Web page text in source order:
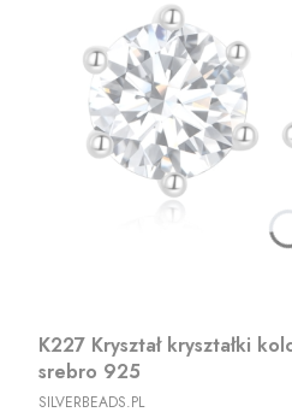
K227 Kryształ kryształki
srebro 925
PRODUCENT
SILVERBEADS.PL